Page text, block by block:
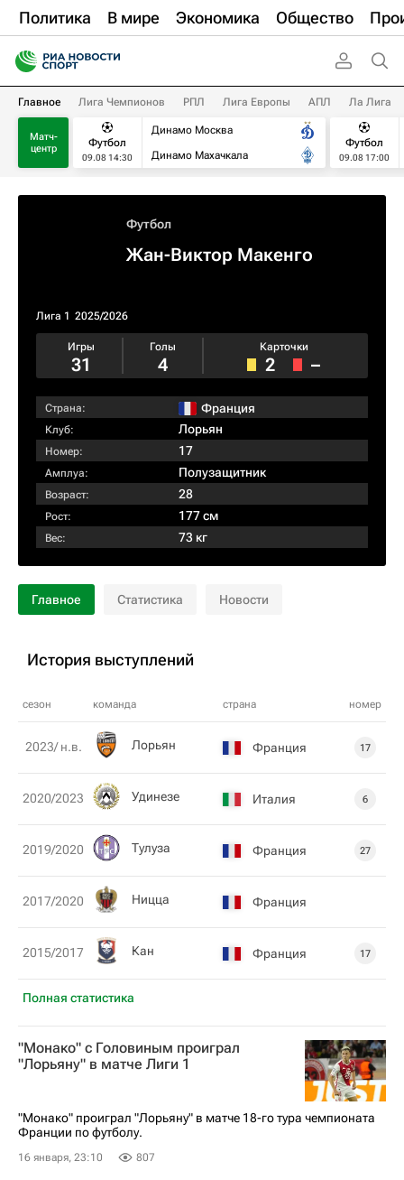
Политика В мире Экономика Общество
Главное Лига Чемпионов РПЛ Лига Европы АПЛ Ла Лига
Матч-
центр
Футбол
09.08 14:30
Динамо Москва
Динамо Махачкала
Футбол
09.08 17:00
Футбол
Жан-Виктор Макенго
Лига 1 2025/2026
Игры
31
Голы
4
Карточки
2 –
Страна: Франция
Клуб: Лорьян
Номер: 17
Амплуа: Полузащитник
Возраст: 28
Рост: 177 см
Вес: 73 кг
Главное Статистика Новости
История выступлений
сезон команда страна номер
Полная статистика
2023/ н.в. Лорьян Франция 17
2020/2023 Удинезе Италия 6
2019/2020 Тулуза Франция 27
2017/2020 Ницца Франция
2015/2017 Кан Франция 17
"Монако" с Головиным проиграл
"Лорьяну" в матче Лиги 1
"Монако" проиграл "Лорьяну" в матче 18-го тура чемпионата
Франции по футболу.
16 января, 23:10 807